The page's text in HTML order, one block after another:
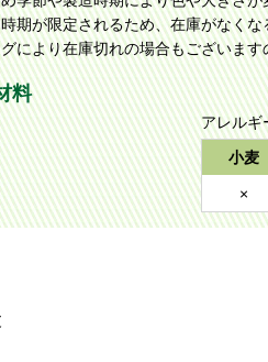
期が限定されるため、在庫がなく
により在庫切れの場合もございま
料
アレルギ
小麦
×